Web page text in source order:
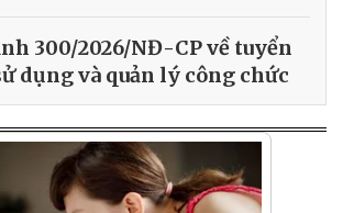
300/2026/NĐ-CP về tuyển
dụng và quản lý công chức